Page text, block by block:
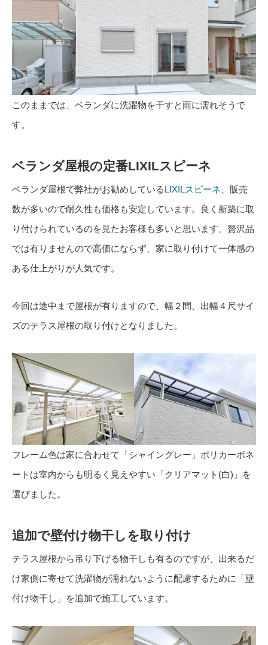
このままでは、ベランダに洗濯物を干すと雨に濡れそうで
す。
ベランダ屋根の定番LIXILスピーネ
ベランダ屋根で弊社がお勧めしているLIXILスピーネ 、販売
数が多いので耐久性も価格も安定しています。良く新築に取
り付けられているのを見たお客様も多いと思います。贅沢品
では有りませんので高価にならず、家に取り付けて一体感の
ある仕上がりが人気です。
今回は途中まで屋根が有りますので、幅２間、出幅４尺サイ
ズのテラス屋根の取り付けとなりました。
フレーム色は家に合わせて「シャイングレー」ポリカーボネ
ートは室内からも明るく見えやすい「クリアマット(白)」を
選びました。
追加で壁付け物干しを取り付け
テラス屋根から吊り下げる物干しも有るのですが、出来るだ
け家側に寄せて洗濯物が濡れないように配慮するために「壁
付け物干し」を追加で施工しています。